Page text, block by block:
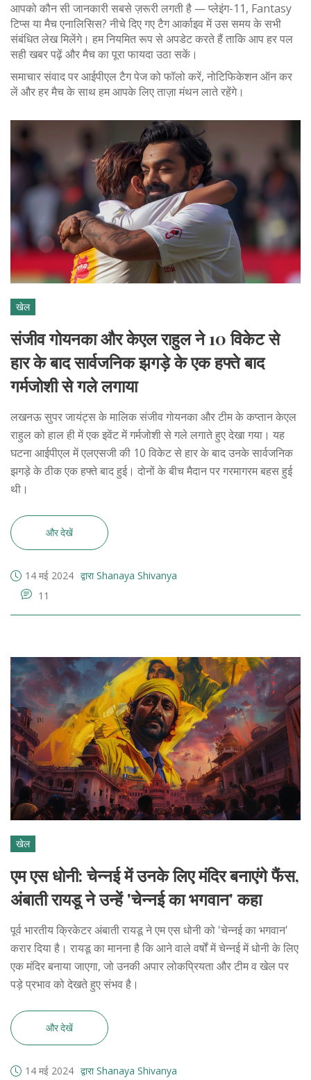
आपको कौन सी जानकारी सबसे ज़रूरी लगती है — प्लेइंग-11, Fantasy
टिप्स या मैच एनालिसिस? नीचे दिए गए टैग आर्काइव में उस समय के सभी
संबंधित लेख मिलेंगे। हम नियमित रूप से अपडेट करते हैं ताकि आप हर पल
सही खबर पढ़ें और मैच का पूरा फायदा उठा सकें।
समाचार संवाद पर आईपीएल टैग पेज को फॉलो करें, नोटिफिकेशन ऑन कर
लें और हर मैच के साथ हम आपके लिए ताज़ा मंथन लाते रहेंगे।
खेल
संजीव गोयनका और केएल राहुल ने 10 विकेट से
हार के बाद सार्वजनिक झगड़े के एक हफ्ते बाद
गर्मजोशी से गले लगाया
लखनऊ सुपर जायंट्स के मालिक संजीव गोयनका और टीम के कप्तान केएल
राहुल को हाल ही में एक इवेंट में गर्मजोशी से गले लगाते हुए देखा गया। यह
घटना आईपीएल में एलएसजी की 10 विकेट से हार के बाद उनके सार्वजनिक
झगड़े के ठीक एक हफ्ते बाद हुई। दोनों के बीच मैदान पर गरमागरम बहस हुई
थी।
और देखें
14 मई 2024 द्वारा Shanaya Shivanya
11
खेल
एम एस धोनी: चेन्नई में उनके लिए मंदिर बनाएंगे फैंस,
अंबाती रायडू ने उन्हें 'चेन्नई का भगवान' कहा
पूर्व भारतीय क्रिकेटर अंबाती रायडू ने एम एस धोनी को 'चेन्नई का भगवान'
करार दिया है। रायडू का मानना है कि आने वाले वर्षों में चेन्नई में धोनी के लिए
एक मंदिर बनाया जाएगा, जो उनकी अपार लोकप्रियता और टीम व खेल पर
पड़े प्रभाव को देखते हुए संभव है।
और देखें
14 मई 2024 द्वारा Shanaya Shivanya